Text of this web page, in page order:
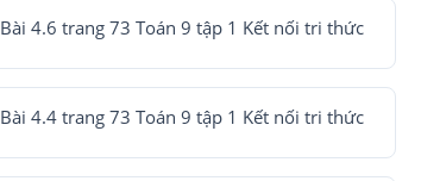
Bài 4.6 trang 73 Toán 9 tập 1 Kết nối tri thức
Bài 4.4 trang 73 Toán 9 tập 1 Kết nối tri thức